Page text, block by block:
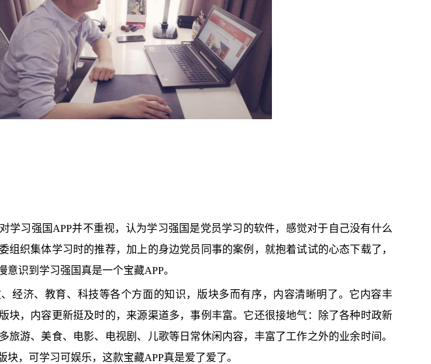
学习强国APP并不重视，认为学习强国是党员学习的软件，感觉对于自己没有什么
组织集体学习时的推荐，加上的身边党员同事的案例，就抱着试试的心态下载了，
识到学习强国真是一个宝藏APP。
经济、教育、科技等各个方面的知识，版块多而有序，内容清晰明了。它内容丰
块，内容更新挺及时的，来源渠道多，事例丰富。它还很接地气：除了各种时政新
旅游、美食、电影、电视剧、儿歌等日常休闲内容，丰富了工作之外的业余时间。
，可学习可娱乐，这款宝藏APP真是爱了爱了。